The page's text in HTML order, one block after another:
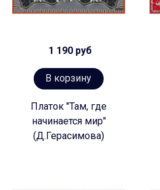
1 190 руб
В корзину
Платок "Там, где
начинается мир"
(Д.Герасимова)